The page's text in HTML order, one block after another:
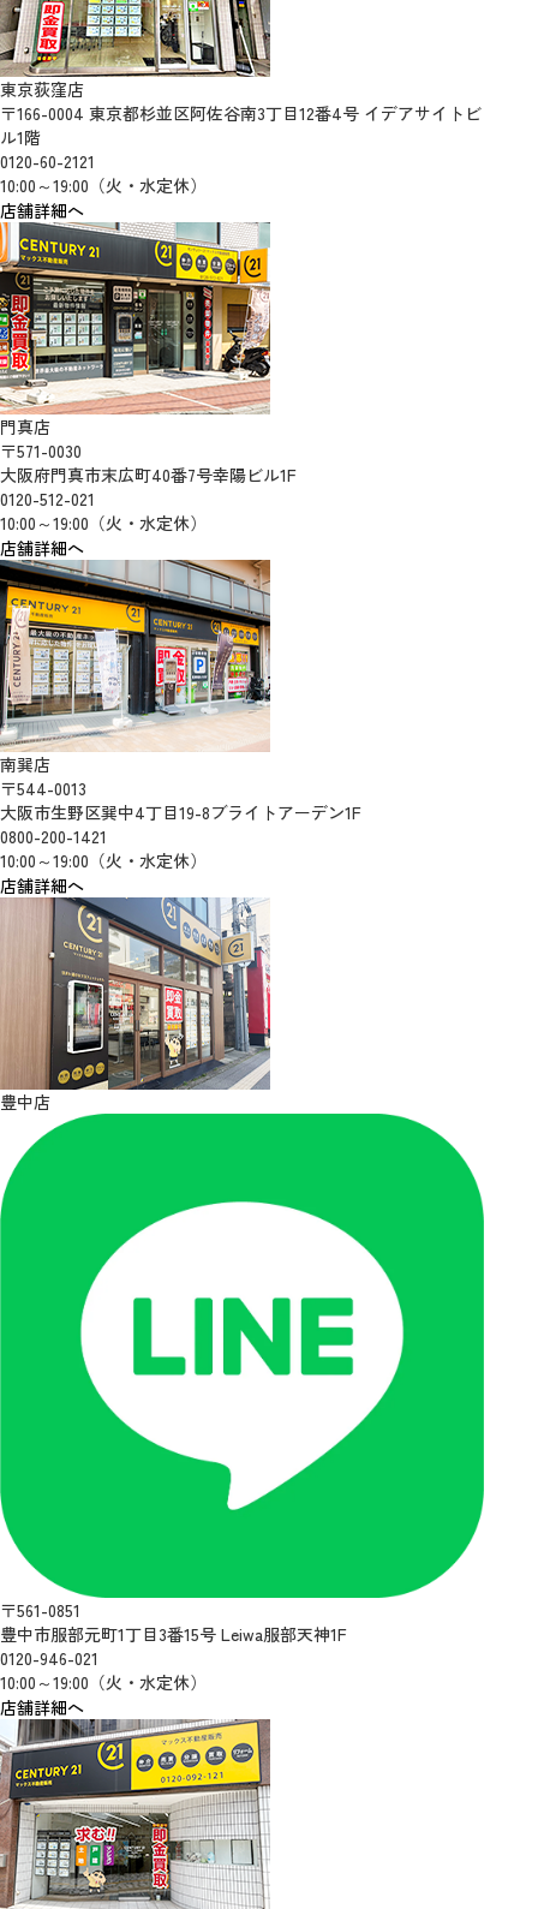
東京荻窪店
〒166-0004 東京都杉並区阿佐谷南3丁目12番4号 イデアサイトビ
ル1階
0120-60-2121
10:00～19:00（火・水定休）
店舗詳細へ
門真店
〒571-0030
大阪府門真市末広町40番7号幸陽ビル1F
0120-512-021
10:00～19:00（火・水定休）
店舗詳細へ
南巽店
〒544-0013
大阪市生野区巽中4丁目19-8ブライトアーデン1F
0800-200-1421
10:00～19:00（火・水定休）
店舗詳細へ
豊中店
〒561-0851
豊中市服部元町1丁目3番15号 Leiwa服部天神1F
0120-946-021
10:00～19:00（火・水定休）
店舗詳細へ